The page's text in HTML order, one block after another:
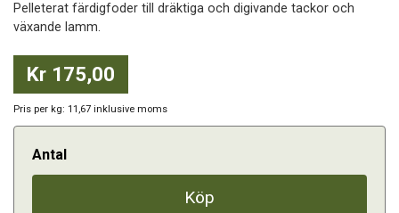
Pelleterat färdigfoder till dräktiga och digivande tackor och
växande lamm.
Kr 175,00
Pris per kg: 11,67 inklusive moms
Antal
Köp